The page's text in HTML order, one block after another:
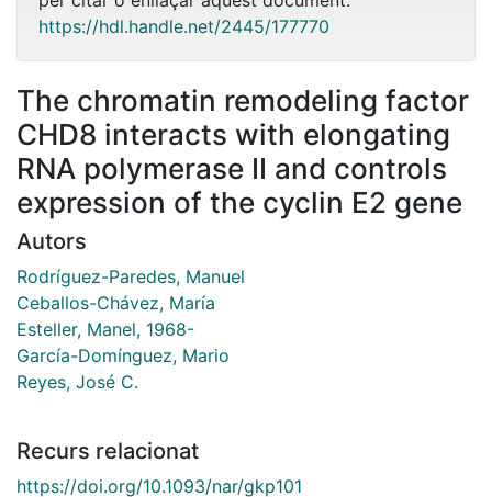
https://hdl.handle.net/2445/177770
The chromatin remodeling factor
CHD8 interacts with elongating
RNA polymerase II and controls
expression of the cyclin E2 gene
Autors
Rodríguez-Paredes, Manuel
Ceballos-Chávez, María
Esteller, Manel, 1968-
García-Domínguez, Mario
Reyes, José C.
Recurs relacionat
https://doi.org/10.1093/nar/gkp101